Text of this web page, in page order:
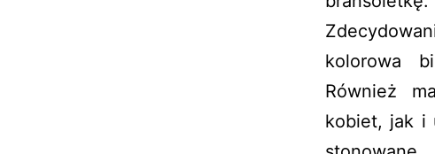
kolorowa
Również
kobiet, jak i